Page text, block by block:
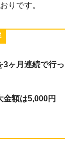
りです。
3ヶ月連続で行
金額は5,000円